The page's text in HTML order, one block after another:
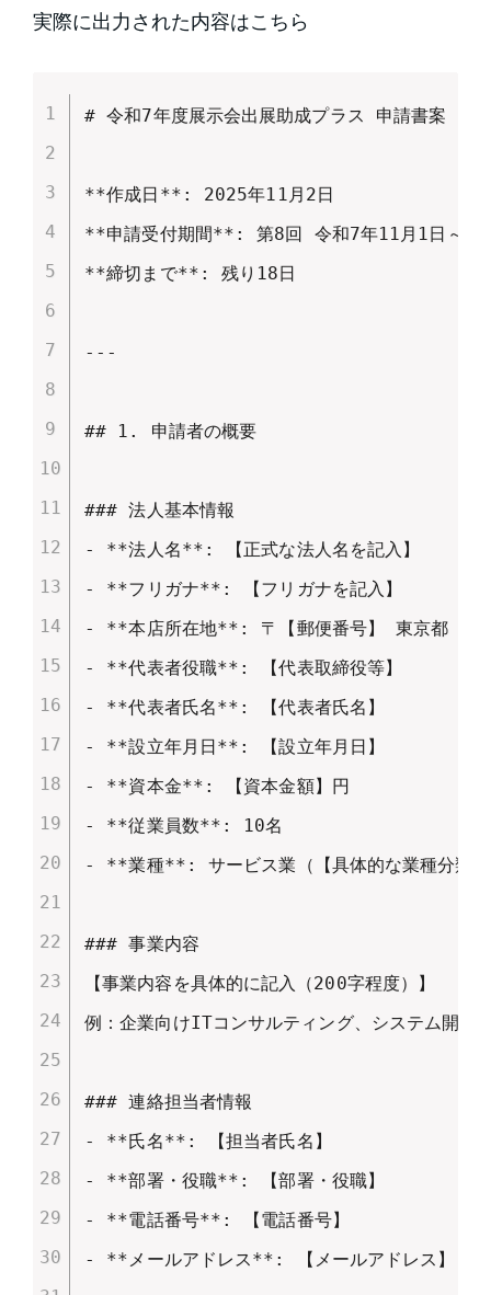
実際に出力された内容はこちら
# 令和7年度展示会出展助成プラス 申請書案
**作成日**: 2025年11月2日
**申請受付期間**: 第8回 令和7年11月1日～
**締切まで**: 残り18日
---
## 1. 申請者の概要
### 法人基本情報
- **法人名**: 【正式な法人名を記入】
- **フリガナ**: 【フリガナを記入】
- **本店所在地**: 〒【郵便番号】 東京都【区
- **代表者役職**: 【代表取締役等】
- **代表者氏名**: 【代表者氏名】
- **設立年月日**: 【設立年月日】
- **資本金**: 【資本金額】円
- **従業員数**: 10名
- **業種**: サービス業（【具体的な業種分類
### 事業内容
【事業内容を具体的に記入（200字程度）】
例：企業向けITコンサルティング、システム開発
### 連絡担当者情報
- **氏名**: 【担当者氏名】
- **部署・役職**: 【部署・役職】
- **電話番号**: 【電話番号】
- **メールアドレス**: 【メールアドレス】